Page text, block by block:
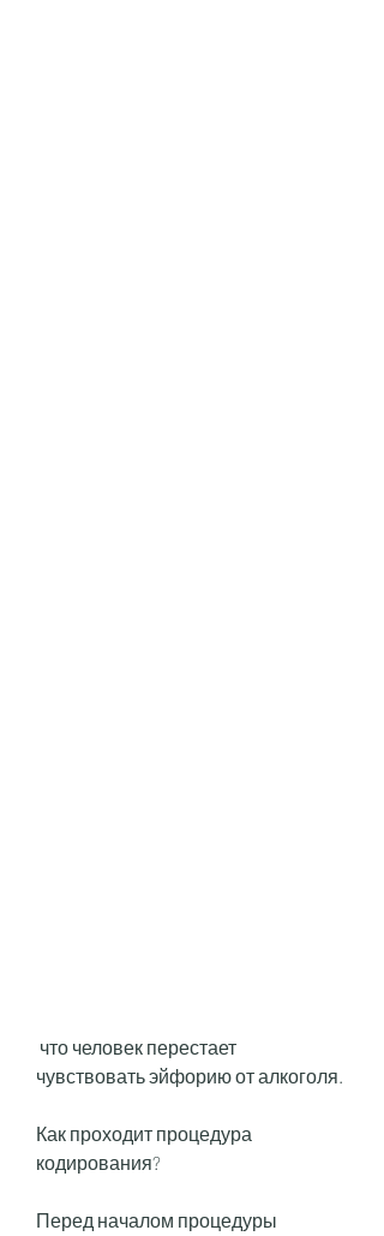
чувствовать эйфорию от алкоголя.
Как проходит процедура
кодирования?
Перед началом процедуры